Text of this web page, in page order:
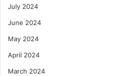
July 2024
June 2024
May 2024
April 2024
March 2024